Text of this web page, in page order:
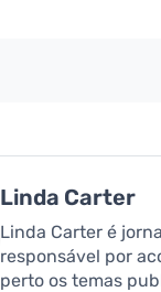
Linda Carter
Linda Carter é
responsável por
perto os temas